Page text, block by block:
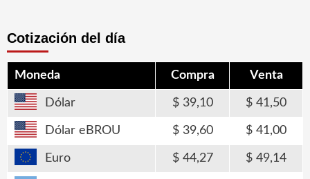
Cotización del día
Moneda Compra Venta
Dólar 39,10 41,50
Dólar eBROU 39,60 41,00
Euro 44,27 49,14